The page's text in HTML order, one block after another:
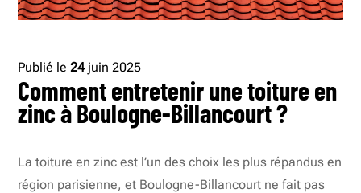
Publié le24juin 2025
Comment entretenir une toiture en
zinc à Boulogne-Billancourt ?
La toiture en zinc est l’un des choix les plus répandus en
région parisienne, et Boulogne-Billancourt ne fait pas